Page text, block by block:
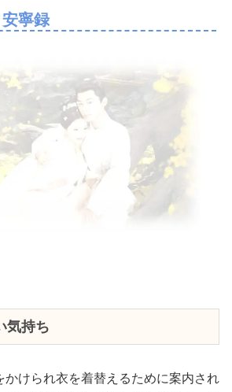
寧録
気持ち
かけられ衣を着替えるために案内され